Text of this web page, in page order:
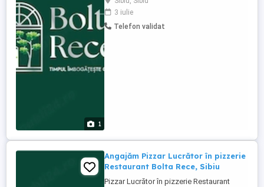
1
deschidere în Sibiu, își mărește echipa și
caută un coleg sau o colegă pentru postul
de Ajutor de bucătar. Dacă îți place să
3 iulie
Telefon validat
Angajăm Pizzar Lucrător în pizzerie
Restaurant Bolta Rece, Sibiu
Pizzar Lucrător în pizzerie Restaurant